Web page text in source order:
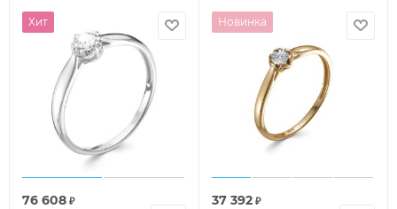
Хит
76 608 ₽
Новинка
37 392₽